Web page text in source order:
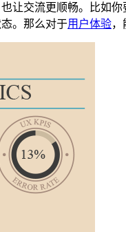
让交流更顺畅。比如
。那么对于用户体验，